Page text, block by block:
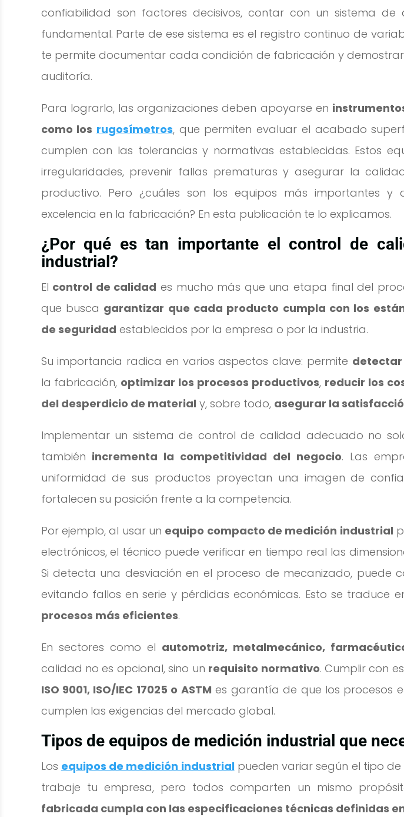
confiabilidad son factores decisivos, contar con un sistema
fundamental. Parte de ese sistema es el registro continuo de
te permite documentar cada condición de fabricación y
auditoría.
Para lograrlo, las organizaciones deben apoyarse en
como los rugosímetros, que permiten evaluar el acabado
cumplen con las tolerancias y normativas establecidas. Estos
irregularidades, prevenir fallas prematuras y asegurar la
productivo. Pero ¿cuáles son los equipos más importantes
excelencia en la fabricación? En esta publicación te lo explicamos.
¿Por qué es tan importante el control de
industrial?
El control de calidad es mucho más que una etapa final del
que busca garantizar que cada producto cumpla con los
de seguridad establecidos por la empresa o por la industria.
Su importancia radica en varios aspectos clave: permite detectar
la fabricación, optimizar los procesos productivos, reducir los
del desperdicio de material y, sobre todo, asegurar la
Implementar un sistema de control de calidad adecuado no
también incrementa la competitividad del negocio. Las
uniformidad de sus productos proyectan una imagen de
fortalecen su posición frente a la competencia.
Por ejemplo, al usar un equipo compacto de medición industrial
electrónicos, el técnico puede verificar en tiempo real las
Si detecta una desviación en el proceso de mecanizado, puede
evitando fallos en serie y pérdidas económicas. Esto se traduce
procesos más eficientes.
En sectores como el automotriz, metalmecánico,
calidad no es opcional, sino un requisito normativo. Cumplir con
ISO 9001, ISO/IEC 17025 o ASTM es garantía de que los procesos
cumplen las exigencias del mercado global.
Tipos de equipos de medición industrial que
Los equipos de medición industrialpueden variar según el tipo
trabaje tu empresa, pero todos comparten un mismo
fabricada cumpla con las especificaciones técnicas definidas